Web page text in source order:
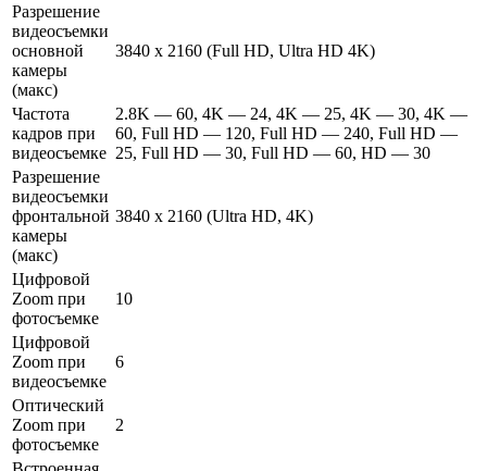
Разрешение
видеосъемки
основной
камеры
(макс)
3840 x 2160 (Full HD, Ultra HD 4K)
Частота
кадров при
видеосъемке
2.8K — 60, 4K — 24, 4K — 25, 4K — 30, 4K —
60, Full HD — 120, Full HD — 240, Full HD —
25, Full HD — 30, Full HD — 60, HD — 30
Разрешение
видеосъемки
фронтальной
камеры
(макс)
3840 x 2160 (Ultra HD, 4K)
Цифровой
Zoom при
фотосъемке
10
Цифровой
Zoom при
видеосъемке
6
Оптический
Zoom при
фотосъемке
2